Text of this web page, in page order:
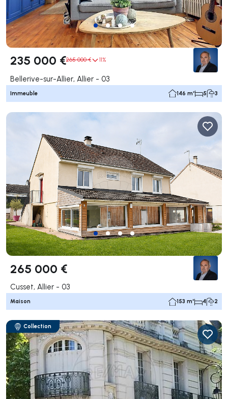
235 000 €265 000 € 11%
Bellerive-sur-Allier, Allier - 03
Immeuble 146 m² 5 3
265 000 €
Cusset, Allier - 03
Maison 153 m² 4 2
Collection